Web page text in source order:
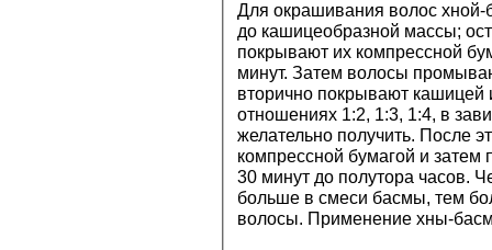
Для окрашивания волос хной-
до кашицеобразной массы;
покрывают их компрессной
минут. Затем волосы
вторично покрывают
отношениях 1:2, 1:3, 1:4, в
желательно получить. После
компрессной бумагой и
30 минут до полутора часов.
больше в смеси басмы, тем
волосы. Применение хны-